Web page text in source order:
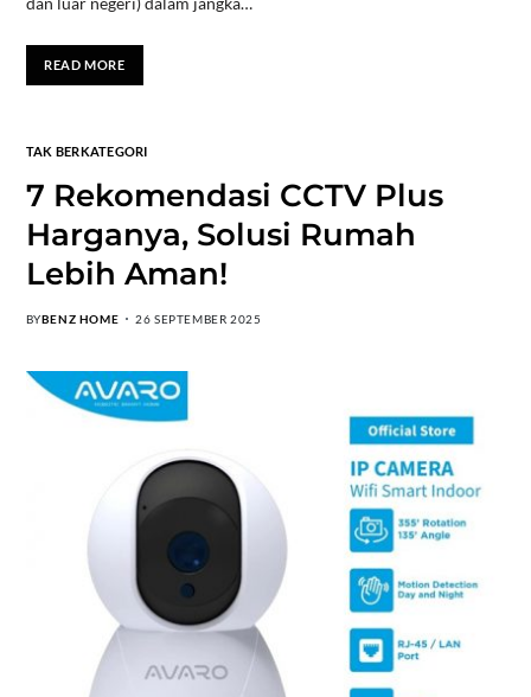
READ MORE
TAK BERKATEGORI
7 Rekomendasi CCTV Plus
Harganya, Solusi Rumah
Lebih Aman!
BYBENZ HOME 26 SEPTEMBER 2025